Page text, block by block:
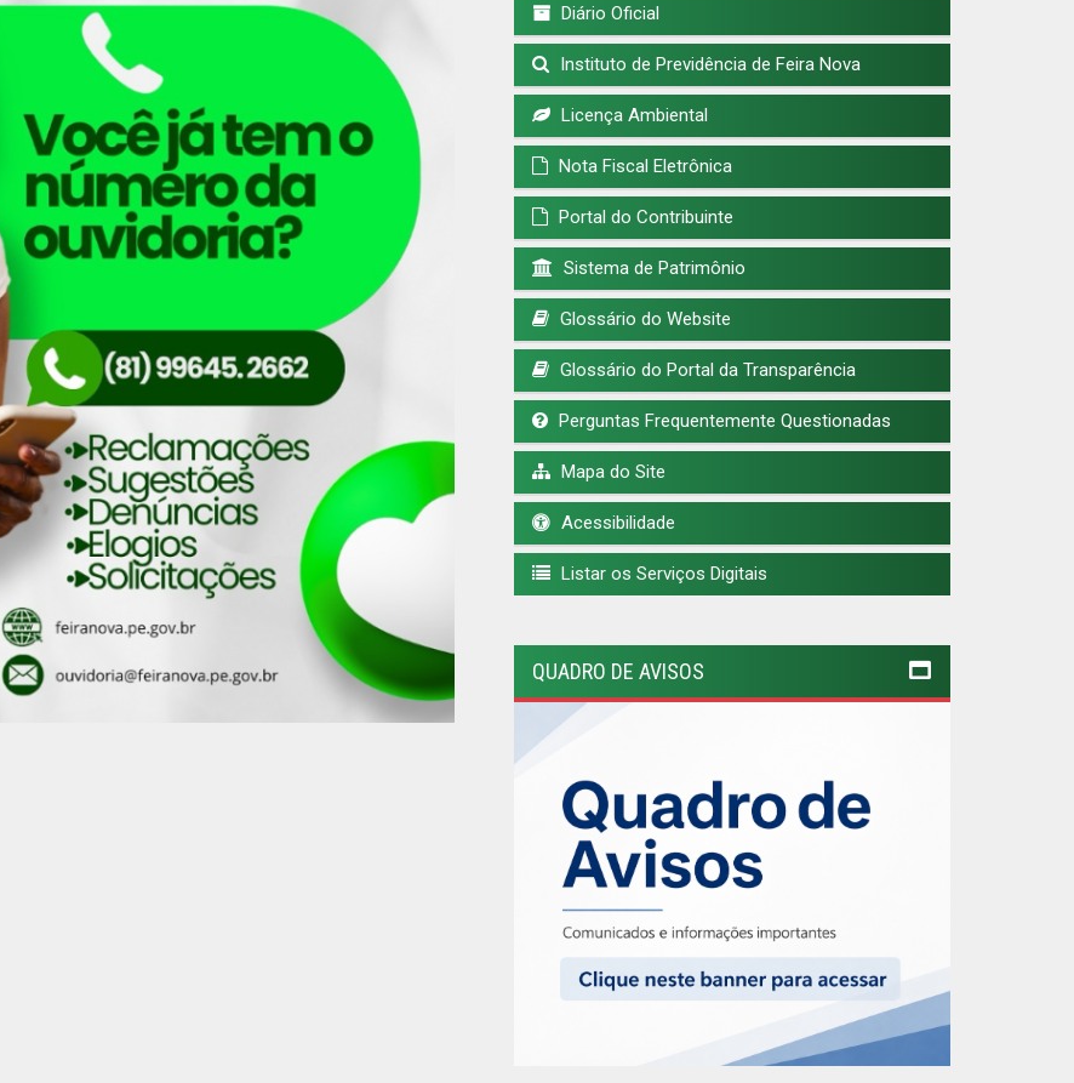
Diário Oficial
Instituto de Previdência de Feira Nova
Licença Ambiental
Nota Fiscal Eletrônica
Portal do Contribuinte
Sistema de Patrimônio
Glossário do Website
Glossário do Portal da Transparência
Perguntas Frequentemente Questionadas
Mapa do Site
Acessibilidade
Listar os Serviços Digitais
QUADRO DE AVISOS